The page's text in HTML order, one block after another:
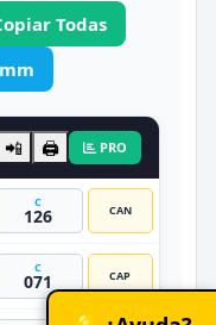
Todas
📲 🖨️ PRO
C
126 CAN
C
071 CAP